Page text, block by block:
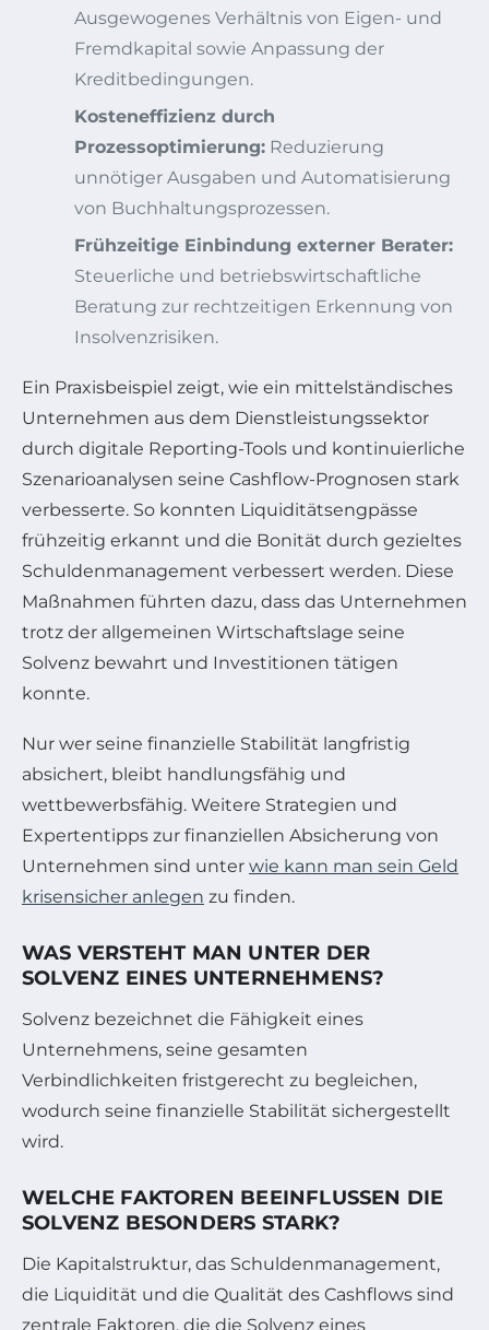
Ausgewogenes Verhältnis von Eigen- und
Fremdkapital sowie Anpassung der
Kreditbedingungen.
Kosteneffizienz durch
Prozessoptimierung: Reduzierung
unnötiger Ausgaben und Automatisierung
von Buchhaltungsprozessen.
Frühzeitige Einbindung externer Berater:
Steuerliche und betriebswirtschaftliche
Beratung zur rechtzeitigen Erkennung von
Insolvenzrisiken.
Ein Praxisbeispiel zeigt, wie ein mittelständisches
Unternehmen aus dem Dienstleistungssektor
durch digitale Reporting-Tools und kontinuierliche
Szenarioanalysen seine Cashflow-Prognosen stark
verbesserte. So konnten Liquiditätsengpässe
frühzeitig erkannt und die Bonität durch gezieltes
Schuldenmanagement verbessert werden. Diese
Maßnahmen führten dazu, dass das Unternehmen
trotz der allgemeinen Wirtschaftslage seine
Solvenz bewahrt und Investitionen tätigen
konnte.
Nur wer seine finanzielle Stabilität langfristig
absichert, bleibt handlungsfähig und
wettbewerbsfähig. Weitere Strategien und
Expertentipps zur finanziellen Absicherung von
Unternehmen sind unter wie kann man sein Geld
krisensicher anlegen zu finden.
WAS VERSTEHT MAN UNTER DER
SOLVENZ EINES UNTERNEHMENS?
Solvenz bezeichnet die Fähigkeit eines
Unternehmens, seine gesamten
Verbindlichkeiten fristgerecht zu begleichen,
wodurch seine finanzielle Stabilität sichergestellt
wird.
WELCHE FAKTOREN BEEINFLUSSEN DIE
SOLVENZ BESONDERS STARK?
Die Kapitalstruktur, das Schuldenmanagement,
die Liquidität und die Qualität des Cashflows sind
zentrale Faktoren, die die Solvenz eines